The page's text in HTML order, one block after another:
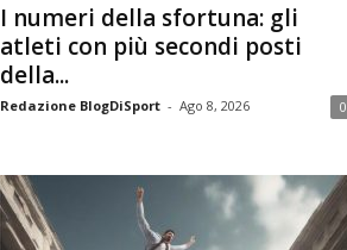
I numeri della sfortuna: gli
atleti con più secondi posti
della...
Redazione BlogDiSport - Ago 8, 2026 0